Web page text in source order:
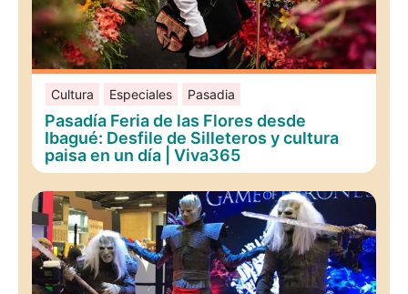
Cultura Especiales Pasadia
Pasadía Feria de las Flores desde
Ibagué: Desfile de Silleteros y cultura
paisa en un día | Viva365